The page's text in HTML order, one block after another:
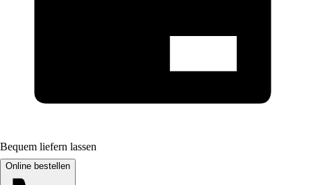
Bequem liefern lassen
Online bestellen